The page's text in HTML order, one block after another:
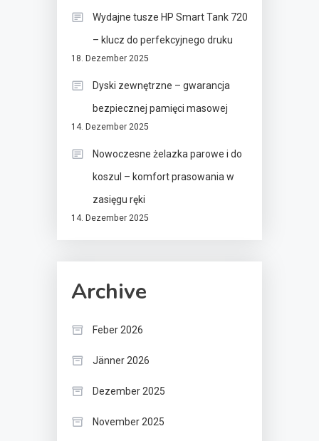
Wydajne tusze HP Smart Tank 720
– klucz do perfekcyjnego druku
18. Dezember 2025
Dyski zewnętrzne – gwarancja
bezpiecznej pamięci masowej
14. Dezember 2025
Nowoczesne żelazka parowe i do
koszul – komfort prasowania w
zasięgu ręki
14. Dezember 2025
Archive
Feber 2026
Jänner 2026
Dezember 2025
November 2025